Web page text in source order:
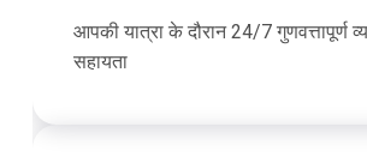
आपकी यात्रा के दौरान 24/7 गुणवत्तापूर्ण
सहायता